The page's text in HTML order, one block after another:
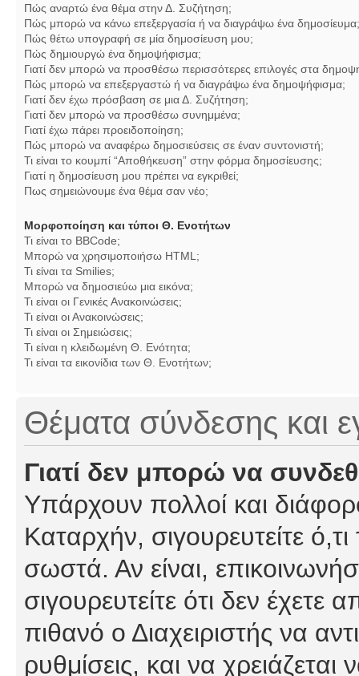
Πώς αναρτώ ένα θέμα στην Δ. Συζήτηση;
Πώς μπορώ να κάνω επεξεργασία ή να διαγράψω ένα δημοσίευμα;
Πώς θέτω υπογραφή σε μία δημοσίευση μου;
Πώς δημιουργώ ένα δημοψήφισμα;
Γιατί δεν μπορώ να προσθέσω περισσότερες επιλογές στα
Πώς μπορώ να επεξεργαστώ ή να διαγράψω ένα δημοψήφισμα;
Γιατί δεν έχω πρόσβαση σε μια Δ. Συζήτηση;
Γιατί δεν μπορώ να προσθέσω συνημμένα;
Γιατί έχω πάρει προειδοποίηση;
Πώς μπορώ να αναφέρω δημοσιεύσεις σε έναν συντονιστή;
Τι είναι το κουμπί “Αποθήκευση” στην φόρμα δημοσίευσης;
Γιατί η δημοσίευση μου πρέπει να εγκριθεί;
Πως σημειώνουμε ένα θέμα σαν νέο;
Μορφοποίηση και τύποι Θ. Ενοτήτων
Τι είναι το BBCode;
Μπορώ να χρησιμοποιήσω HTML;
Τι είναι τα Smilies;
Μπορώ να δημοσιεύω μια εικόνα;
Τι είναι οι Γενικές Ανακοινώσεις;
Τι είναι οι Ανακοινώσεις;
Τι είναι οι Σημειώσεις;
Τι είναι η κλειδωμένη Θ. Ενότητα;
Τι είναι τα εικονίδια των Θ. Ενοτήτων;
Θέματα σύνδεσης και
Γιατί δεν μπορώ να
Υπάρχουν πολλοί και
Καταρχήν, σιγουρευτείτε
σωστά. Αν είναι,
σιγουρευτείτε ότι δεν έχετε
πιθανό ο Διαχειριστής να
ρυθμίσεις, και να χρειάζεται